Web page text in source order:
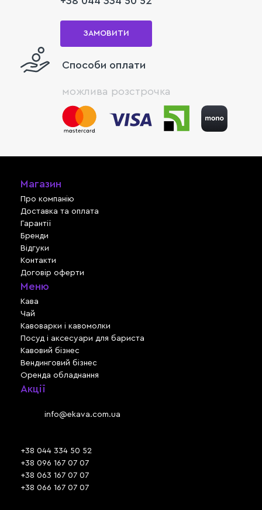
ЗАМОВИТИ
Способи оплати
можлива розстрочка
Магазин
Про компанію
Доставка та оплата
Гарантії
Бренди
Відгуки
Контакти
Договір оферти
Меню
Кава
Чай
Кавоварки і кавомолки
Посуд і аксесуари для бариста
Кавовий бізнес
Вендинговий бізнес
Оренда обладнання
Акції
info@ekava.com.ua
+38 044 334 50 52
+38 096 167 07 07
+38 063 167 07 07
+38 066 167 07 07